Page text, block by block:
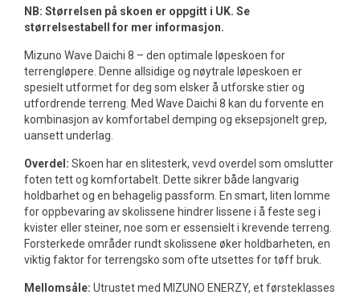
NB: Størrelsen på skoen er oppgitt i UK. Se
størrelsestabell for mer informasjon.
Mizuno Wave Daichi 8 – den optimale løpeskoen for
terrengløpere. Denne allsidige og nøytrale løpeskoen er
spesielt utformet for deg som elsker å utforske stier og
utfordrende terreng. Med Wave Daichi 8 kan du forvente en
kombinasjon av komfortabel demping og eksepsjonelt grep,
uansett underlag.
Overdel: Skoen har en slitesterk, vevd overdel som omslutter
foten tett og komfortabelt. Dette sikrer både langvarig
holdbarhet og en behagelig passform. En smart, liten lomme
for oppbevaring av skolissene hindrer lissene i å feste seg i
kvister eller steiner, noe som er essensielt i krevende terreng.
Forsterkede områder rundt skolissene øker holdbarheten, en
viktig faktor for terrengsko som ofte utsettes for tøff bruk.
Mellomsåle: Utrustet med MIZUNO ENERZY, et førsteklasses